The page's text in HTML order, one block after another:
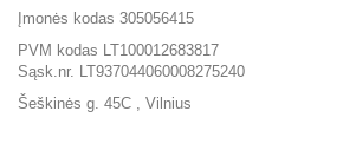
Įmonės kodas 305056415
PVM kodas LT100012683817
Sąsk.nr. LT937044060008275240
Šeškinės g. 45C , Vilnius